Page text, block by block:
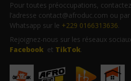
Pour toutes préoccupations,
l’adresse contact@afroduc.com ou
Whatsapp sur le +229 0166313636.
Rejoignez-nous sur les réseaux
Facebook et TikTok.